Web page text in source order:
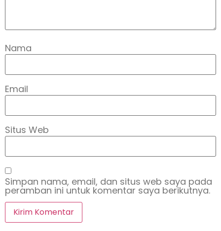
Nama
Email
Situs Web
Simpan nama, email, dan situs web saya pada
peramban ini untuk komentar saya berikutnya.